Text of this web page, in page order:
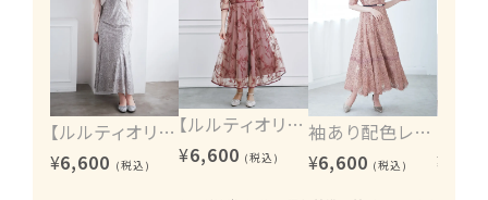
【ルルティオリジナル】ヴィンテージレース2wayワンピース
¥6,600 (税込)
【ルルティオリジナル】エンブロイダリーワンピース
¥6,600 (税込)
袖あり配色レースハシゴ切り替えワンピース
¥6,600 (税込) ¥